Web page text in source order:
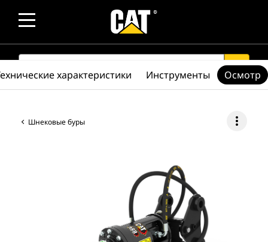
SEARCH search
Шнековые буры more_vert
характеристики Инструменты Осмотр